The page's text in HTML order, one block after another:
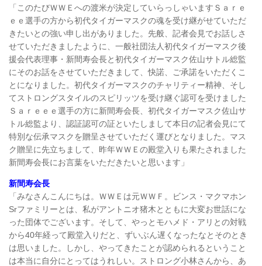
「このたびＷＷＥへの渡米が決定していらっしゃいますＳａｒｅ
ｅｅ選手の方から初代タイガーマスクの魂を受け継がせていただ
きたいとの強い申し出がありました。先般、記者会見でお話しさ
せていただきましたように、一般社団法人初代タイガーマスク後
援会代表理事・新間寿会長と初代タイガーマスク佐山サトル総監
にそのお話をさせていただきまして、快諾、ご承諾をいただくこ
とになりました。初代タイガーマスクのチャリティー精神、そし
てストロングスタイルのスピリッツを受け継ぐ認可を受けました
Ｓａｒｅｅｅ選手の方に新間寿会長、初代タイガーマスク佐山サ
トル総監より、認証認可の証といたしまして本日の記者会見にて
特別な伝承マスクを贈呈させていただく運びとなりました。マス
ク贈呈に先立ちまして、昨年ＷＷＥの殿堂入りも果たされました
新間寿会長にお言葉をいただきたいと思います」
新間寿会長
「みなさんこんにちは。ＷＷＥは元ＷＷＦ。ビンス・マクマホン
Srファミリーとは、私がアントニオ猪木とともに大変お世話にな
った団体でございます。そして、やっとモハメド・アリとの対戦
から40年経って殿堂入りだと、ずいぶん遅くなったなとそのとき
は思いました。しかし、やってきたことが認められるということ
は本当に自分にとってはうれしい。ストロング小林さんから、あ